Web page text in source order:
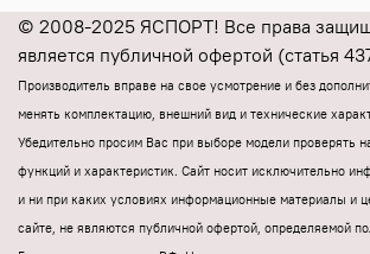
© 2008-2025 ЯСПОРТ! Все права
является публичной офертой (статья
Производитель вправе на свое усмотрение и без
менять комплектацию, внешний вид и технические
Убедительно просим Вас при выборе модели проверять
функций и характеристик. Cайт носит исключительно
и ни при каких условиях информационные материалы и
сайте, не являются публичной офертой, определяемой